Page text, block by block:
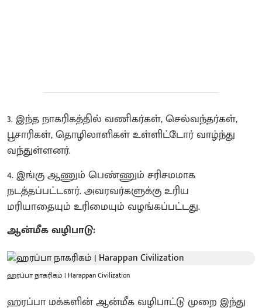
3. இந்த நாகரிகத்தில் வணிகர்கள், செல்வந்தர்கள்,
பூசாரிகள், தொழிலாளிகள் உள்ளிட்டோர் வாழ்ந்து
வந்துள்ளனர்.
​4. இங்கு ஆணும் பெண்ணும் சரிசமமாக
நடத்தப்பட்டனர். அவரவர்களுக்கு உரிய
மரியாதையும் உரிமையும் வழங்கப்பட்டது.
ஆன்மீக வழிபாடு:
ஹரப்பா நாகரிகம் | Harappan Civilization
ஹரப்பா மக்களின் ஆன்மீக வழிபாட்டு முறை இந்து